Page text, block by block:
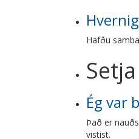
Hafðu
Ég var
Það er
vistist.